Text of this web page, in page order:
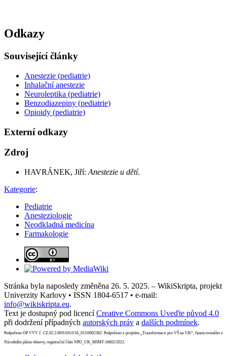
Odkazy
Související články
Anestezie (pediatrie)
Inhalační anestezie
Neuroleptika (pediatrie)
Benzodiazepiny (pediatrie)
Opioidy (pediatrie)
Externí odkazy
Zdroj
HAVRÁNEK, Jiří: Anestezie u dětí.
Kategorie:
Pediatrie
Anesteziologie
Neodkladná medicína
Farmakologie
Stránka byla naposledy změněna 26. 5. 2025. – WikiSkripta, projekt
Univerzity Karlovy • ISSN 1804-6517 • e-mail:
info@wikiskripta.eu.
Text je dostupný pod licencíCreative Commons Uveďte původ 4.0
při dodržení případných autorských práv a dalších podmínek.
Podpořeno OP VVV č. CZ.02.2.69/0.0/0.0/16_015/0002362. Podpořeno z projektu „Transformace pro VŠ na UK“, financovaného z
Národního plánu obnovy, registrační číslo NPO_UK_MSMT-16602/2022.